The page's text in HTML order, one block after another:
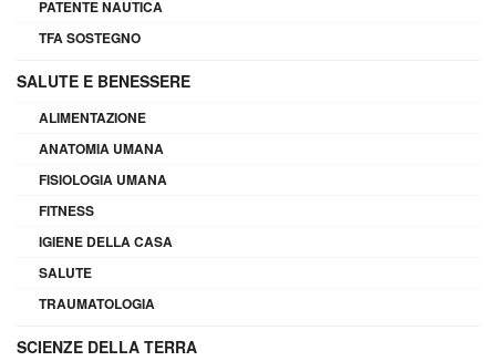
PATENTE NAUTICA
TFA SOSTEGNO
SALUTE E BENESSERE
ALIMENTAZIONE
ANATOMIA UMANA
FISIOLOGIA UMANA
FITNESS
IGIENE DELLA CASA
SALUTE
TRAUMATOLOGIA
SCIENZE DELLA TERRA